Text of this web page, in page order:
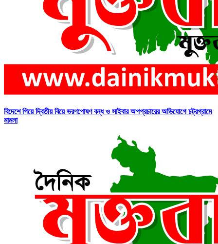
বিদেশে গিয়ে দ্বিতীয় বিয়ে ভরণপোষণ বন্ধ ও সাইবার অপপ্রচারের অভিযোগে চট্রগ্রামে
মামলা